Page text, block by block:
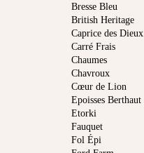
Bresse Bleu
British Heritage
Caprice des Dieux
Carré Frais
Chaumes
Chavroux
Cœur de Lion
Epoisses Berthaut
Etorki
Fauquet
Fol Épi